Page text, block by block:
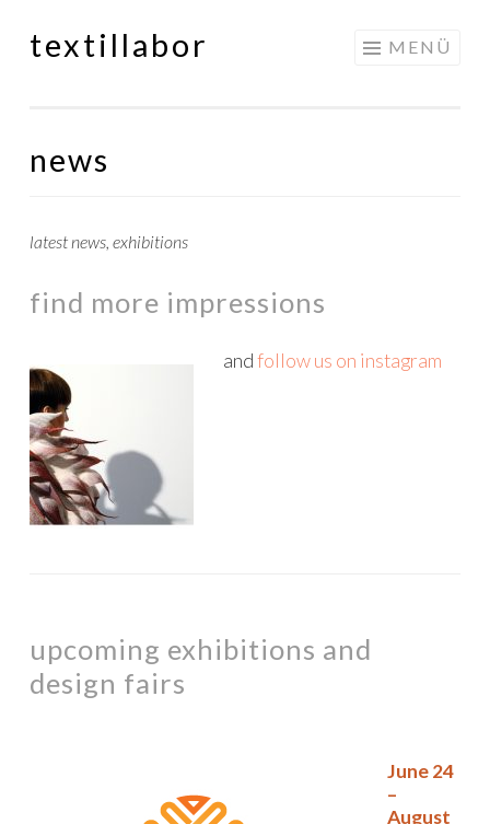
Springe
textillabor MENÜ
news
latest news, exhibitions
find more impressions
andfollow us on instagram
upcoming exhibitions and
design fairs
June 24
–
August